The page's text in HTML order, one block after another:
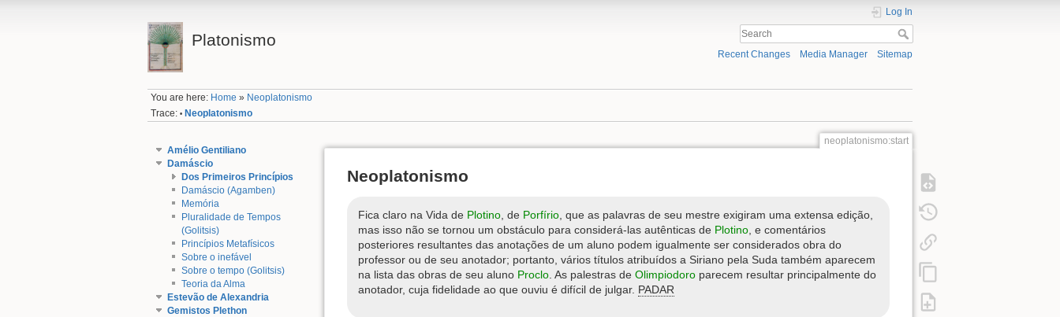
Platonismo
Log In
Recent Changes Media Manager Sitemap
You are here: Home » Neoplatonismo
Trace: • Neoplatonismo
Amélio Gentiliano
Damáscio
Dos Primeiros Princípios
Damáscio (Agamben)
Memória
Pluralidade de Tempos
(Golitsis)
Princípios Metafísicos
Sobre o inefável
Sobre o tempo (Golitsis)
Teoria da Alma
Estevão de Alexandria
Gemistos Plethon
neoplatonismo:start
Neoplatonismo
Fica claro na Vida de Plotino, de Porfírio, que as palavras de seu mestre exigiram uma extensa edição,
mas isso não se tornou um obstáculo para considerá-las autênticas de Plotino, e comentários
posteriores resultantes das anotações de um aluno podem igualmente ser considerados obra do
professor ou de seu anotador; portanto, vários títulos atribuídos a Siriano pela Suda também aparecem
na lista das obras de seu aluno Proclo. As palestras de Olimpiodoro parecem resultar principalmente do
anotador, cuja fidelidade ao que ouviu é difícil de julgar. PADAR